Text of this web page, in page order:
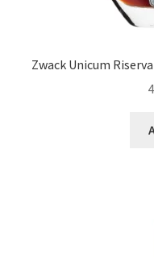
Zwack Unicum